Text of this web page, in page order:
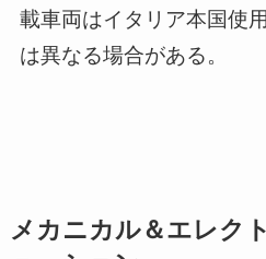
載車両はイタリア本国使
は異なる場合がある。
メカニカル＆エレク